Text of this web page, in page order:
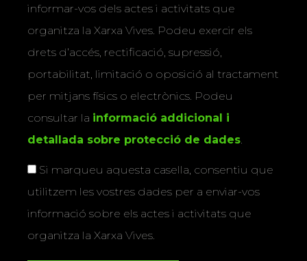
informar-vos dels actes i activitats que
organitza la Xarxa Vives. Podeu exercir els
drets d’accés, rectificació, supressió,
portabilitat, limitació o oposició al tractament
per mitjans físics o electrònics. Podeu
consultar la informació addicional i
detallada sobre protecció de dades.
Si marqueu aquesta casella, consentiu que
utilitzem les vostres dades per a enviar-vos
informació sobre els actes i activitats que
organitza la Xarxa Vives.